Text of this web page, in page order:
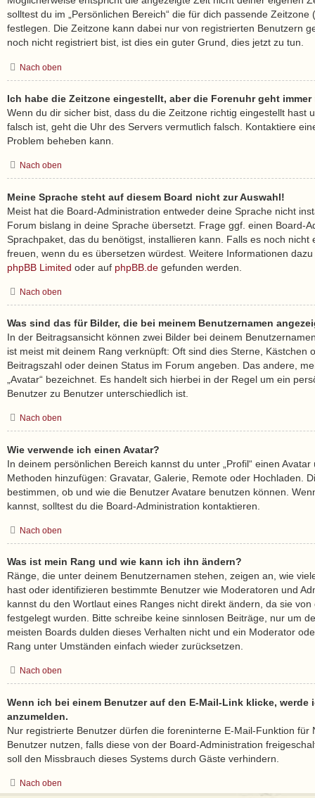
solltest du im „Persönlichen Bereich“ die für dich passende
festlegen. Die Zeitzone kann dabei nur von registrierten Benutzern
noch nicht registriert bist, ist dies ein guter Grund, dies jetzt zu tun.
Nach oben
Ich habe die Zeitzone eingestellt, aber die Forenuhr geht
Wenn du dir sicher bist, dass du die Zeitzone richtig eingestellt hast
falsch ist, geht die Uhr des Servers vermutlich falsch. Kontaktiere
Problem beheben kann.
Nach oben
Meine Sprache steht auf diesem Board nicht zur Auswahl!
Meist hat die Board-Administration entweder deine Sprache nicht
Forum bislang in deine Sprache übersetzt. Frage ggf. einen Board-
Sprachpaket, das du benötigst, installieren kann. Falls es noch nicht
freuen, wenn du es übersetzen würdest. Weitere Informationen
phpBB Limited oder auf phpBB.de gefunden werden.
Nach oben
Was sind das für Bilder, die bei meinem Benutzernamen
In der Beitragsansicht können zwei Bilder bei deinem
ist meist mit deinem Rang verknüpft: Oft sind dies Sterne, Kästchen
Beitragszahl oder deinen Status im Forum angeben. Das andere,
„Avatar“ bezeichnet. Es handelt sich hierbei in der Regel um ein
Benutzer zu Benutzer unterschiedlich ist.
Nach oben
Wie verwende ich einen Avatar?
In deinem persönlichen Bereich kannst du unter „Profil“ einen
Methoden hinzufügen: Gravatar, Galerie, Remote oder Hochladen.
bestimmen, ob und wie die Benutzer Avatare benutzen können.
kannst, solltest du die Board-Administration kontaktieren.
Nach oben
Was ist mein Rang und wie kann ich ihn ändern?
Ränge, die unter deinem Benutzernamen stehen, zeigen an, wie
hast oder identifizieren bestimmte Benutzer wie Moderatoren und
kannst du den Wortlaut eines Ranges nicht direkt ändern, da sie
festgelegt wurden. Bitte schreibe keine sinnlosen Beiträge, nur um
meisten Boards dulden dieses Verhalten nicht und ein Moderator
Rang unter Umständen einfach wieder zurücksetzen.
Nach oben
Wenn ich bei einem Benutzer auf den E-Mail-Link klicke, werde
anzumelden.
Nur registrierte Benutzer dürfen die foreninterne E-Mail-Funktion für
Benutzer nutzen, falls diese von der Board-Administration
soll den Missbrauch dieses Systems durch Gäste verhindern.
Nach oben